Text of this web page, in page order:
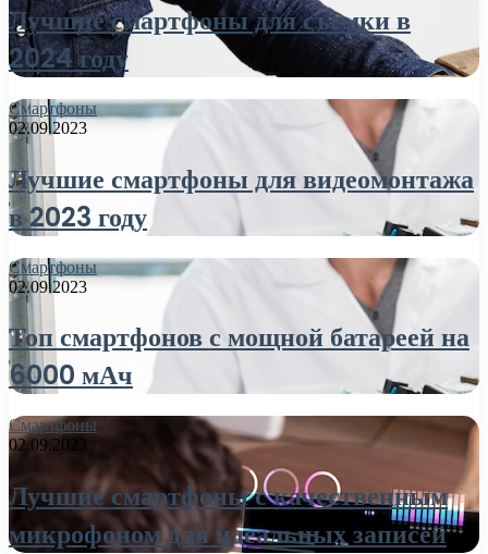
Лучшие смартфоны для съемки в
2024 году
Смартфоны
02.09.2023
Лучшие смартфоны для видеомонтажа
в 2023 году
Смартфоны
02.09.2023
Топ смартфонов с мощной батареей на
6000 мАч
Смартфоны
02.09.2023
Лучшие смартфоны с качественным
микрофоном для идеальных записей